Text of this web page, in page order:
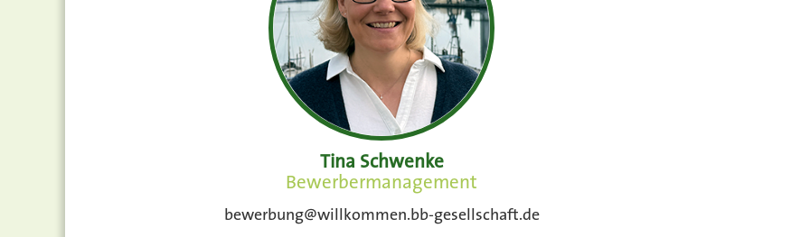
Tina Schwenke
Bewerbermanagement
bewerbung@willkommen.bb-gesellschaft.de